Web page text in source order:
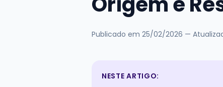
Publicado em 25/02/2026 —
NESTE ARTIGO: